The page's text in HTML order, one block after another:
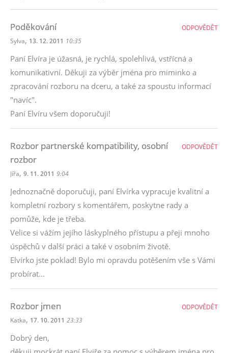
Poděkování
Sylva, 13. 12. 2011 10:35
Paní Elvíra je úžasná, je rychlá, spolehlivá, vstřícná a
komunikativní. Děkuji za výběr jména pro miminko a
zpracování rozboru na dceru, a také za spoustu informací
"navíc".
Paní Elvíru všem doporučuji!
ODPOVĚDĚT
Rozbor partnerské kompatibility, osobní
rozbor
Jířa, 9. 11. 2011 9:04
Jednoznačně doporučuji, paní Elvírka vypracuje kvalitní a
kompletní rozbory s komentářem, poskytne rady a
pomůže, kde je třeba.
Velice si vážím jejího láskyplného přístupu a přeji mnoho
úspěchů v další práci a také v osobním životě.
Elvírko jste poklad! Bylo mi opravdu potěšením vše s Vámi
probírat...
ODPOVĚDĚT
Rozbor jmen
Katka, 17. 10. 2011 23:33
Dobrý den,
ODPOVĚDĚT